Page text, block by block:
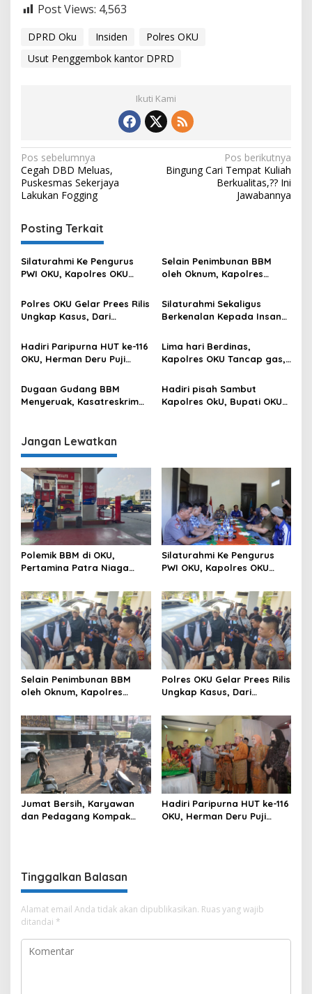
Post Views: 4,563
DPRD Oku Insiden
Polres OKU
Usut Penggembok kantor DPRD
Ikuti Kami
Navigasi
pos
Pos sebelumnya
Cegah DBD Meluas,
Puskesmas Sekerjaya
Lakukan Fogging
Pos berikutnya
Bingung Cari Tempat Kuliah
Berkualitas,?? Ini
Jawabannya
Posting Terkait
Silaturahmi Ke Pengurus
PWI OKU, Kapolres OKU
Media dan Polri
Selain Penimbunan BBM
oleh Oknum, Kapolres
Kurang, Pertamina Patra
Niaga Bungkam
Polres OKU Gelar Prees Rilis
Ungkap Kasus, Dari
BBM Hingga Kasus Korupsi
Silaturahmi Sekaligus
Berkenalan Kepada Insan
Puluhan Wartawan Ngopi
Bareng
Hadiri Paripurna HUT ke-116
OKU, Herman Deru Puji
Sekundang
Lima hari Berdinas,
Kapolres OKU Tancap gas,
dan Forkompimda
Dugaan Gudang BBM
Menyeruak, Kasatreskrim
Hadiri pisah Sambut
Kapolres OkU, Bupati OKU
Jangan Lewatkan
Polemik BBM di OKU,
Pertamina Patra Niaga
Optimalkan Penyaluran
BBM Subsidi dan Perkuat
Pengawasan di Kabupaten
Ogan Komering Ulu
Silaturahmi Ke Pengurus
PWI OKU, Kapolres OKU
Media dan Polri
Selain Penimbunan BBM
oleh Oknum, Kapolres
Kurang, Pertamina Patra
Niaga Bungkam
Polres OKU Gelar Prees Rilis
Ungkap Kasus, Dari
BBM Hingga Kasus Korupsi
Jumat Bersih, Karyawan
dan Pedagang Kompak
Hadiri Paripurna HUT ke-116
OKU, Herman Deru Puji
Tinggalkan Balasan
Alamat email Anda tidak akan dipublikasikan. Ruas yang wajib
ditandai *